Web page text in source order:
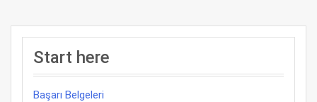
Start here
Başarı Belgeleri